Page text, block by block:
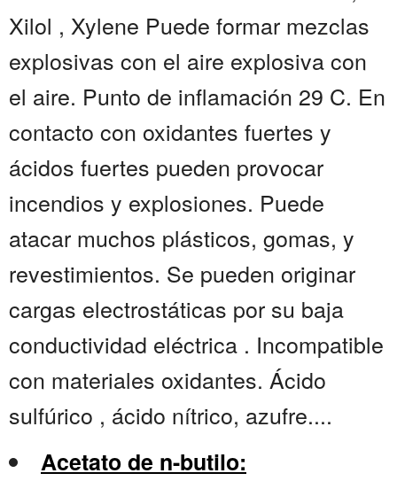
Xilol , Xylene Puede formar mezclas
explosivas con el aire explosiva con
el aire. Punto de inflamación 29 C. En
contacto con oxidantes fuertes y
ácidos fuertes pueden provocar
incendios y explosiones. Puede
atacar muchos plásticos, gomas, y
revestimientos. Se pueden originar
cargas electrostáticas por su baja
conductividad eléctrica . Incompatible
con materiales oxidantes. Ácido
sulfúrico , ácido nítrico, azufre....
Acetato de n-butilo: